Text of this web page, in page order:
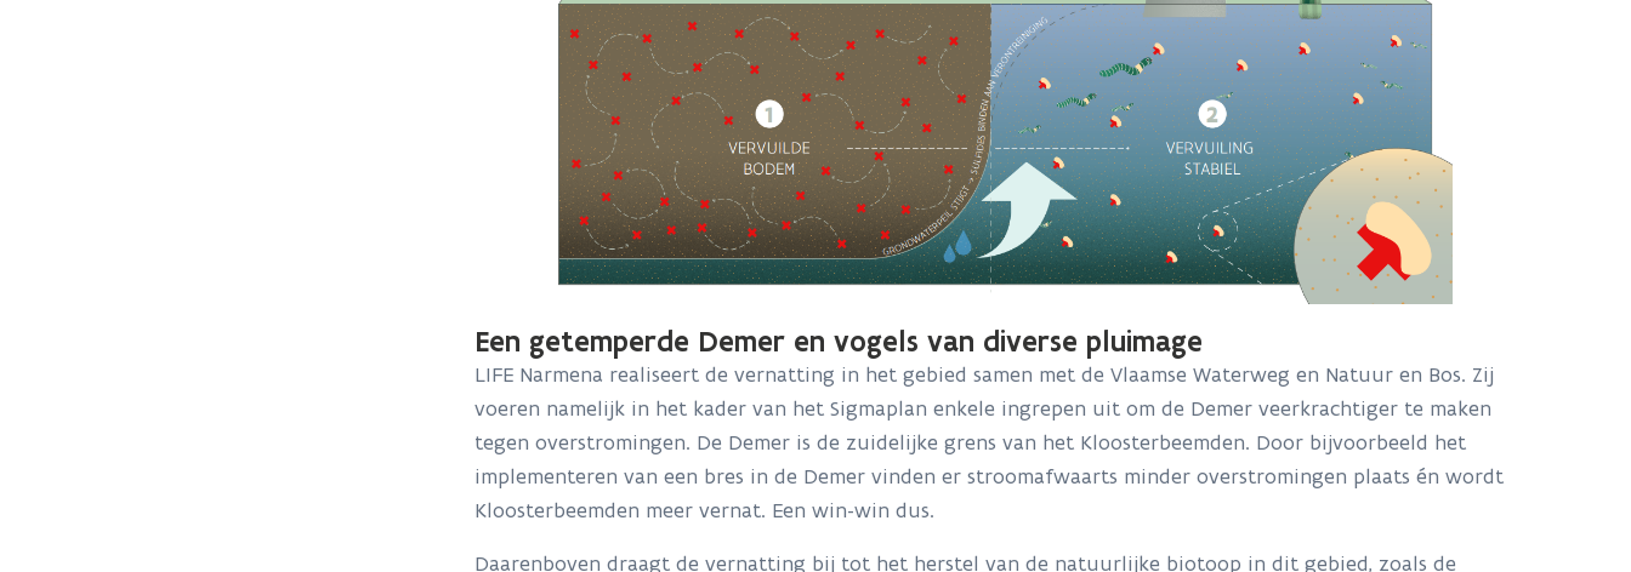
Een getemperde Demer en vogels van diverse pluimage
LIFE Narmena realiseert de vernatting in het gebied samen met de Vlaamse Waterweg en Natuur en Bos. Zij
voeren namelijk in het kader van het Sigmaplan enkele ingrepen uit om de Demer veerkrachtiger te maken
tegen overstromingen. De Demer is de zuidelijke grens van het Kloosterbeemden. Door bijvoorbeeld het
implementeren van een bres in de Demer vinden er stroomafwaarts minder overstromingen plaats én wordt
Kloosterbeemden meer vernat. Een win-win dus.
Daarenboven draagt de vernatting bij tot het herstel van de natuurlijke biotoop in dit gebied, zoals de